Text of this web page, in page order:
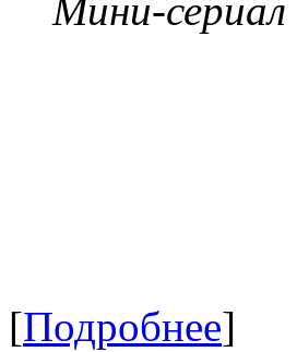
Мини-сериал
[Подробнее]